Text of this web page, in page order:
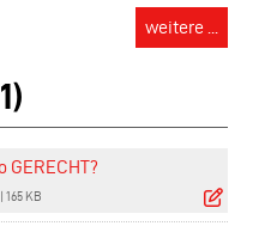
weitere ...
GERECHT?
165 KB